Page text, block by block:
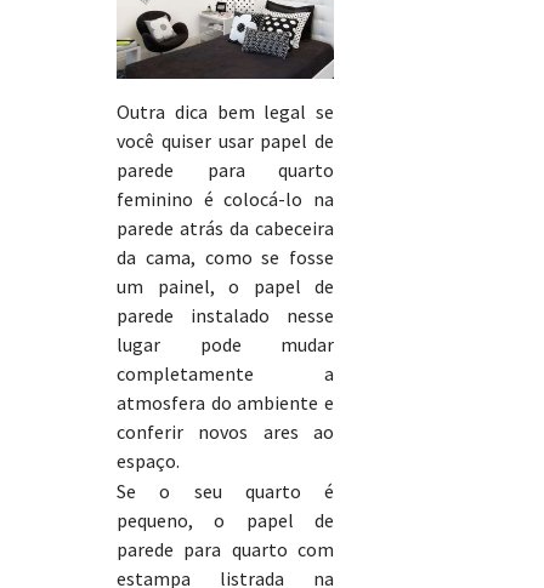
Outra dica bem legal se
você quiser usar papel de
parede para quarto
feminino é colocá-lo na
parede atrás da cabeceira
da cama, como se fosse
um painel, o papel de
parede instalado nesse
lugar pode mudar
completamente a
atmosfera do ambiente e
conferir novos ares ao
espaço.
Se o seu quarto é
pequeno, o papel de
parede para quarto com
estampa listrada na